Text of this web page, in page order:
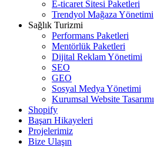
E-ticaret Sitesi Paketleri
Trendyol Mağaza Yönetimi
Sağlık Turizmi
Performans Paketleri
Mentörlük Paketleri
Dijital Reklam Yönetimi
SEO
GEO
Sosyal Medya Yönetimi
Kurumsal Website Tasarımı
Shopify
Başarı Hikayeleri
Projelerimiz
Bize Ulaşın